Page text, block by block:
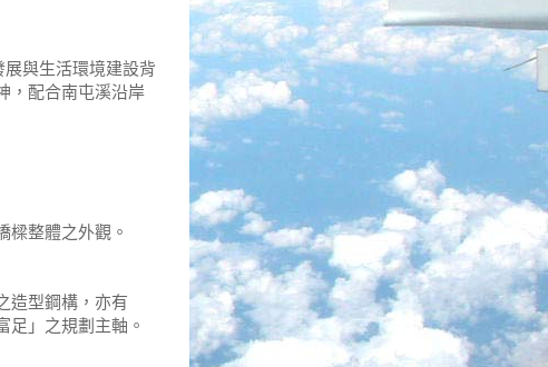
與生活環境建設背
，配合南屯溪沿岸
樑整體之外觀。
造型鋼構，亦有
足」之規劃主軸。